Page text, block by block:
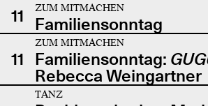
11
ZUM MITMACHEN
Familiensonntag
11
ZUM MITMACHEN
Familiensonntag:
Rebecca Weingartner
TANZ